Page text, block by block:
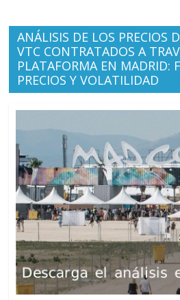
ANÁLISIS DE LOS PRECIOS
VTC CONTRATADOS A
PLATAFORMA EN MADRID:
PRECIOS Y VOLATILIDAD